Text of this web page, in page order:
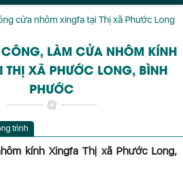
cửa nhôm xingfa tại Thị xã Phước Long
LÀM CỬA NHÔM KÍNH
THỊ XÃ PHƯỚC LONG, BÌNH
PHƯỚC
trình
kính Xingfa Thị xã Phước Long,